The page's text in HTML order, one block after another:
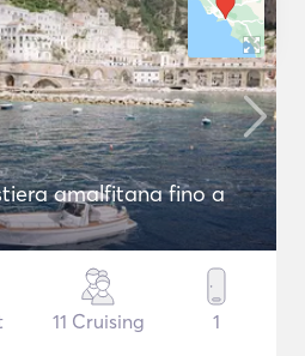
amalfitana fino a
11 Cruising 1